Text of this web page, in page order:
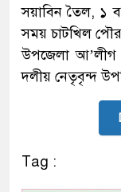
সয়াবিন তৈল, ১
সময় চাটখিল
উপজেলা আ’লীগ
দলীয় নেতৃবৃন্দ
Tag :